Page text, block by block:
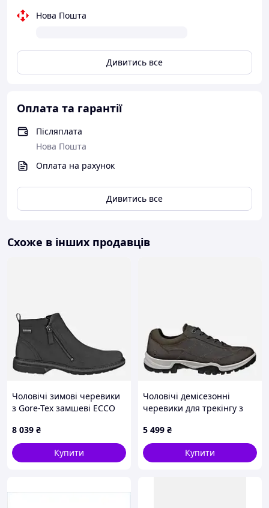
Нова Пошта
Дивитись все
Оплата та гарантії
Післяплата
Нова Пошта
Оплата на рахунок
Дивитись все
Схоже в інших продавців
Чоловічі зимові черевики
з Gore-Tex замшеві ECCO
51024401001 40 Чорні
(809704617596)
8 039 ₴
Купити
Чоловічі демісезонні
черевики для трекінгу з
Xpedition Iii M Shoe
81143402559 47 Темно-
коричневі
5 499 ₴
Купити